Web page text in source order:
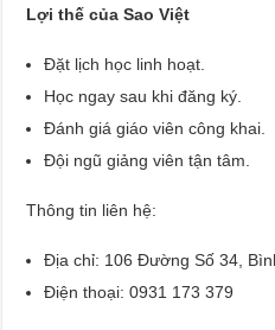
Lợi thế của Sao Việt
Đặt lịch học linh hoạt.
Học ngay sau khi đăng ký.
Đánh giá giáo viên công khai.
Đội ngũ giảng viên tận tâm.
Thông tin liên hệ:
Địa chỉ: 106 Đường Số 34,
Điện thoại: 0931 173 379